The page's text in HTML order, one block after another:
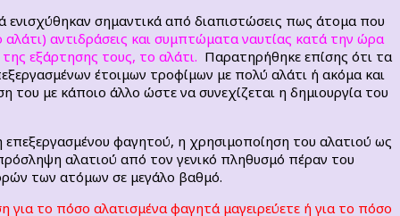
ενισχύθηκαν σημαντικά από διαπιστώσεις πως άτομα που
αντιδράσεις και συμπτώματα ναυτίας κατά την ώρα
εξάρτησης τους, το αλάτι. Παρατηρήθηκε επίσης ότι τα
έτοιμων τροφίμων με πολύ αλάτι ή ακόμα και
με κάποιο άλλο ώστε να συνεχίζεται η δημιουργία του
φαγητού, η χρησιμοποίηση του αλατιού ως
αλατιού από τον γενικό πληθυσμό πέραν του
των ατόμων σε μεγάλο βαθμό.
για το πόσο αλατισμένα φαγητά μαγειρεύετε ή για το πόσο